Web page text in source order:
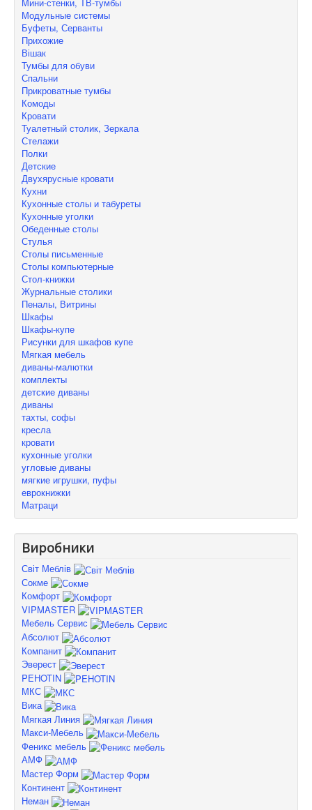
Модульные системы
Буфеты, Серванты
Прихожие
Вішак
Тумбы для обуви
Спальни
Прикроватные тумбы
Комоды
Кровати
Туалетный столик, Зеркала
Стелажи
Полки
Детские
Двухярусные кровати
Кухни
Кухонные столы и табуреты
Кухонные уголки
Обеденные столы
Стулья
Столы письменные
Столы компьютерные
Стол-книжки
Журнальные столики
Пеналы, Витрины
Шкафы
Шкафы-купе
Рисунки для шкафов купе
Мягкая мебель
диваны-малютки
комплекты
детские диваны
диваны
тахты, софы
кресла
кровати
кухонные уголки
угловые диваны
мягкие игрушки, пуфы
еврокнижки
Матраци
Виробники
Світ Меблів
Сокме
Комфорт
VIPMASTER
Мебель Сервис
Абсолют
Компанит
Эверест
PEHOTIN
МКС
Вика
Мягкая Линия
Макси-Мебель
Феникс мебель
АМФ
Мастер Форм
Континент
Неман